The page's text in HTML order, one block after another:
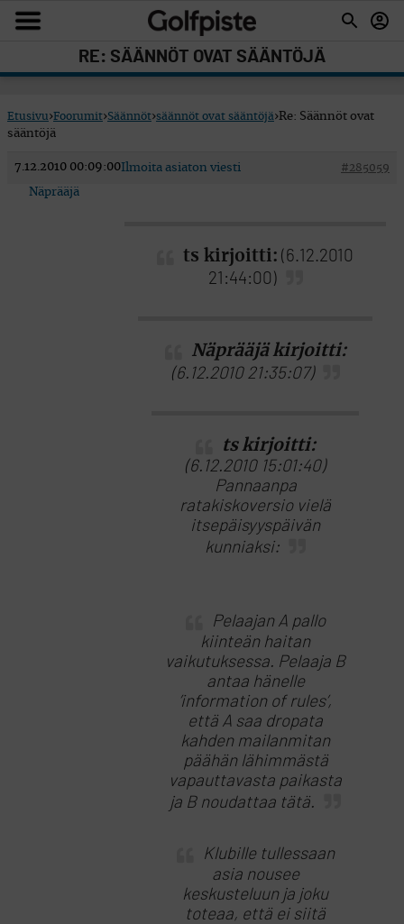
RE: SÄÄNNÖT OVAT SÄÄNTÖJÄ
Etusivu›Foorumit›Säännöt›säännöt ovat sääntöjä›Re: Säännöt ovat
sääntöjä
7.12.2010 00:09:00 #285059
Ilmoita asiaton viesti
Näprääjä
ts kirjoitti: (6.12.2010
21:44:00)
Näprääjä kirjoitti:
(6.12.2010 21:35:07)
ts kirjoitti:
(6.12.2010 15:01:40)
Pannaanpa
ratakiskoversio vielä
itsepäisyyspäivän
kunniaksi:
Pelaajan A pallo
kiinteän haitan
vaikutuksessa. Pelaaja B
antaa hänelle
’information of rules’,
että A saa dropata
kahden mailanmitan
päähän lähimmästä
vapauttavasta paikasta
ja B noudattaa tätä.
Klubille tullessaan
asia nousee
keskusteluun ja joku
toteaa, että ei siitä